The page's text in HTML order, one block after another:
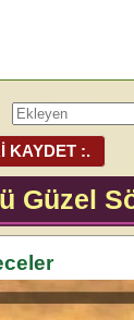
KAYDET :.
Güzel